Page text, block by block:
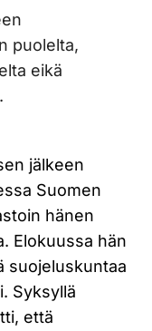
puolelta,
eikä
jälkeen
Suomen
hänen
Elokuussa hän
suojeluskuntaa
Syksyllä
että